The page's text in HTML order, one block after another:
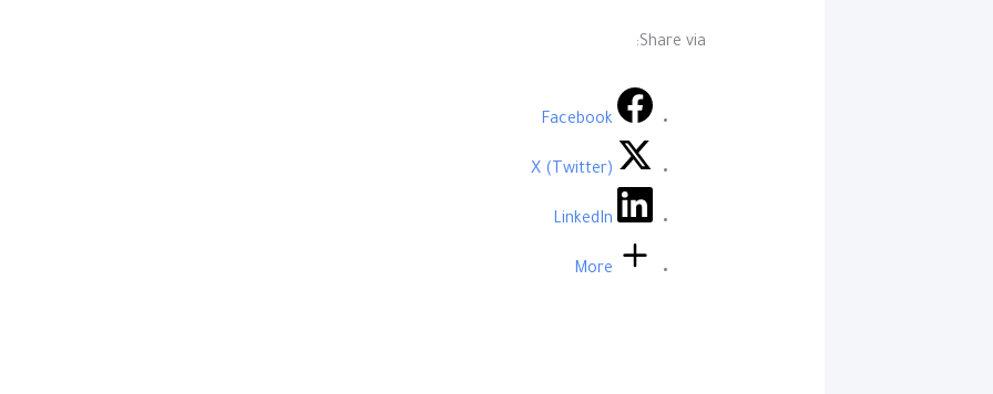
Share via:
Facebook
X (Twitter)
LinkedIn
More